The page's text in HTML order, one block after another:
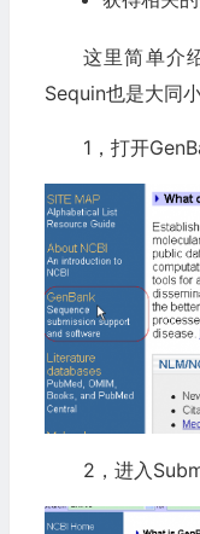
这里简单介
Sequin也是大同小
1，打开
2，进入